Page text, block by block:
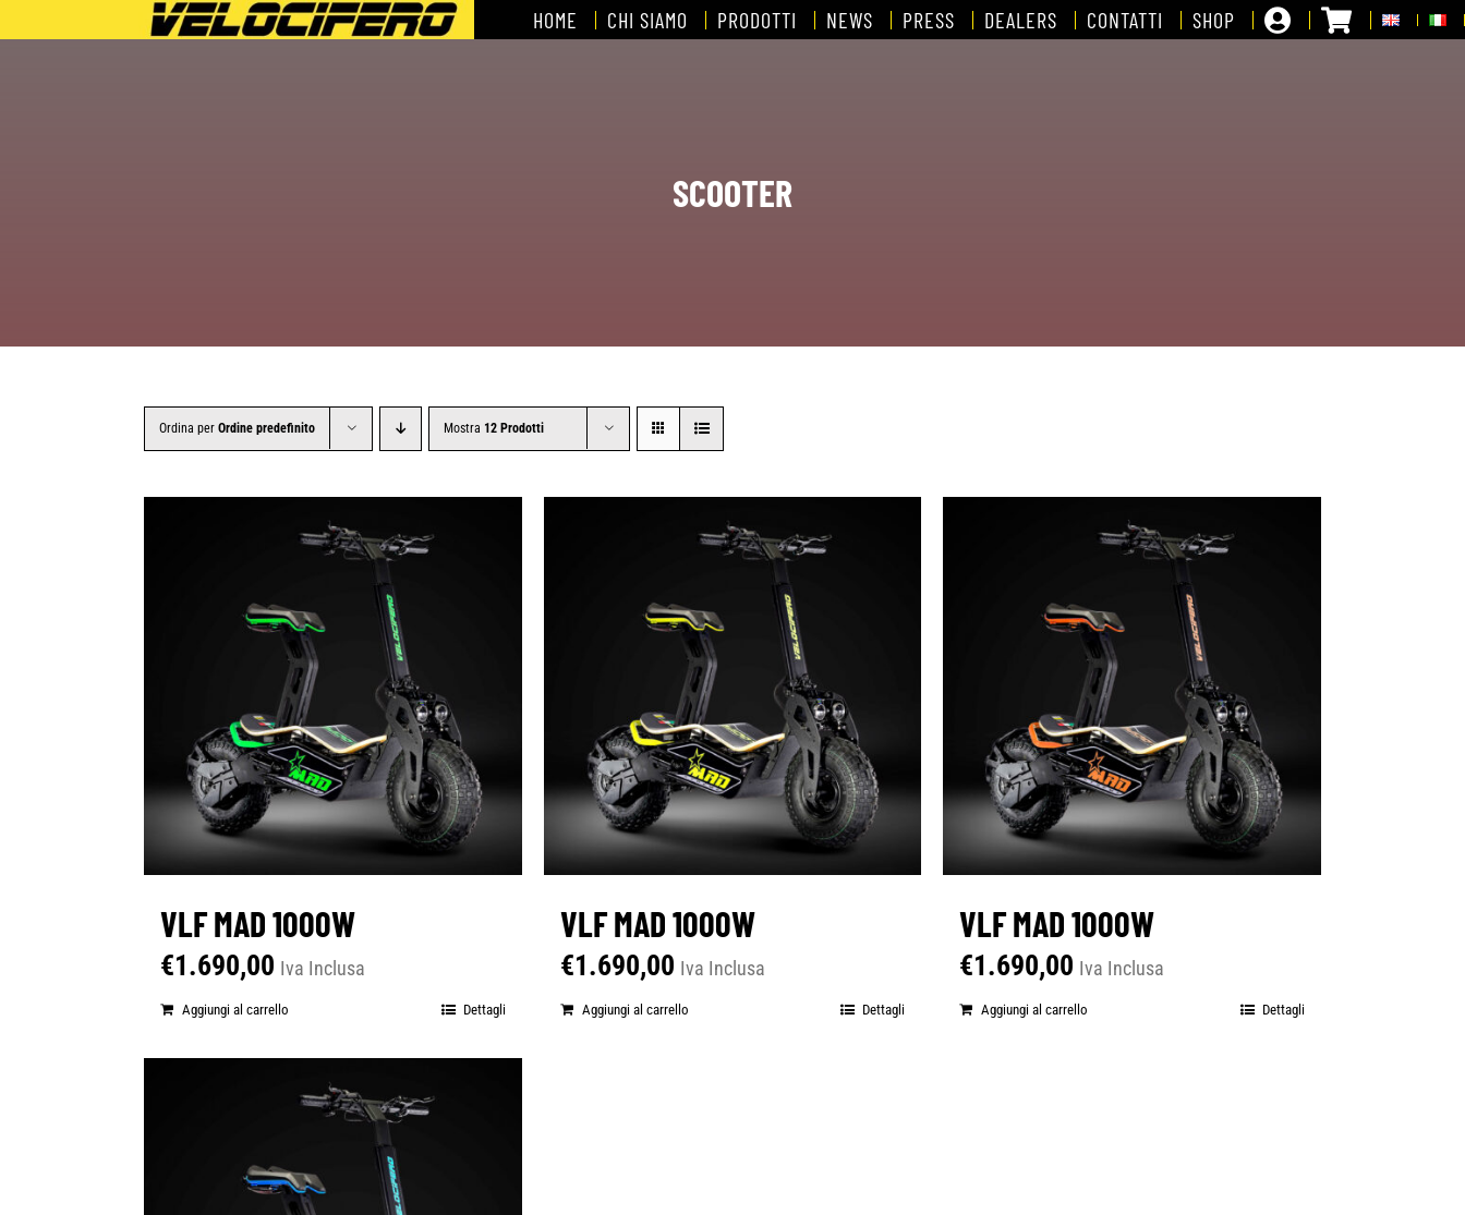
al
HOME CHI SIAMO PRODOTTI NEWS PRESS DEALERS CONTATTI SHOP
SCOOTER
Ordina per Ordine predefinito Mostra 12 Prodotti
VLF MAD 1000W
€1.690,00 Iva Inclusa
Aggiungi al carrello Dettagli
VLF MAD 1000W
€1.690,00 Iva Inclusa
Aggiungi al carrello Dettagli
VLF MAD 1000W
€1.690,00 Iva Inclusa
Aggiungi al carrello Dettagli